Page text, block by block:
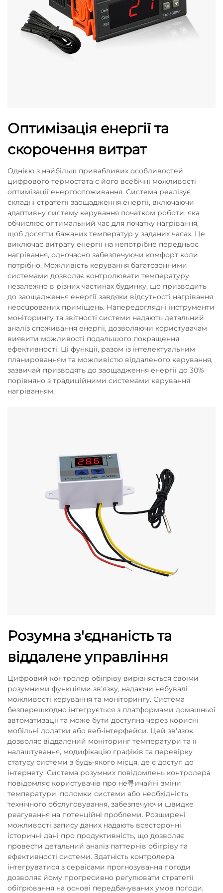
Оптимізація енергії та
скорочення витрат
Однією з найбільш привабливих особливостей
цифрового термостата є його всебічні можливості
оптимізації енергоспоживання. Система реалізує
складні стратегії заощадження енергії, включаючи
адаптивну систему керування початком роботи, яка
обчислює оптимальний час для початку нагрівання,
щоб досягти бажаних температур у заданих часах. Це
виключає витрату енергії на непотрібне передньоє
нагрівання, одночасно забезпечуючи комфорт коли
потрібно. Можливість керування багатозонними
системами дозволяє контролювати температуру
незалежно в різних частинах будинку, що призводить
до заощадження енергії завдяки відсутності нагрівання
неocupованих приміщень. Напередоглядні інструменти
моніторингу та звітності системи надають детальний
аналіз споживання енергії, дозволяючи користувачам
виявити можливості подальшого покращення
ефективності. Ці функції, разом із інтелектуальним
планированням та можливістю віддаленого керування,
зазвичай призводять до заощадження енергії до 30%
порівняно з традиційними системами керування
нагріванням.
Розумна з'єднаність та
віддалене управління
Цифровий контролер обігріву вирізняється своїми
розумними функціями зв'язку, надаючи небувалі
можливості керування та моніторингу. Система
безперешкодно інтегрується з платформами домашньої
автоматизації та може бути доступна через корисні
мобільні додатки або веб-інтерфейси. Цей зв'язок
дозволяє віддалений моніторинг температури та її
налаштування, модифікацію графіків та перевірку
статусу системи з будь-якого місця, де є доступ до
інтернету. Система розумних повідомлень контролера
повідомляє користувачів про не寻ичайні зміни
температури, поломки системи або необхідність
технічного обслуговування, забезпечуючи швидке
реагування на потенційні проблеми. Розширені
можливості запису даних надають всесторонні
історичні дані про продуктивність, що дозволяє
провести детальний аналіз паттернів обігріву та
ефективності системи. Здатність контролера
інтегруватися з сервісами прогнозування погоди
дозволяє йому прогресивно регулювати стратегії
обігрювання на основі передбачуваних умов погоди,